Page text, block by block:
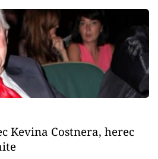
Kevina Costnera, herec